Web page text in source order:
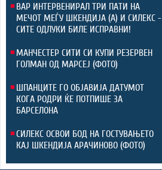
ВАР ИНТЕРВЕНИРАЛ ТРИ ПАТИ НА
МЕЧОТ МЕЃУ ШКЕНДИЈА (А) И СИЛЕКС -
СИТЕ ОДЛУКИ БИЛЕ ИСПРАВНИ!
МАНЧЕСТЕР СИТИ СИ КУПИ РЕЗЕРВЕН
ГОЛМАН ОД МАРСЕЈ (ФОТО)
ШПАНЦИТЕ ГО ОБЈАВИЈА ДАТУМОТ
КОГА РОДРИ ЌЕ ПОТПИШЕ ЗА
БАРСЕЛОНА
СИЛЕКС ОСВОИ БОД НА ГОСТУВАЊЕТО
КАЈ ШКЕНДИЈА АРАЧИНОВО (ФОТО)